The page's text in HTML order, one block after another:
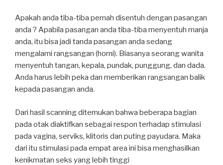
Apakah anda tiba-tiba pernah disentuh dengan pasangan
anda ? Apabila pasangan anda tiba-tiba menyentuh manja
anda, itu bisa jadi tanda pasangan anda sedang
mengalami rangsangan (horni). Biasanya seorang wanita
menyentuh tangan, kepala, pundak, punggung, dan dada.
Anda harus lebih peka dan memberikan rangsangan balik
kepada pasangan anda.
Dari hasil scanning ditemukan bahwa beberapa bagian
pada otak diaktifkan sebagai respon terhadap stimulasi
pada vagina, serviks, klitoris dan puting payudara. Maka
dari itu stimulasi pada empat area ini bisa menghasilkan
kenikmatan seks yang lebih tinggi